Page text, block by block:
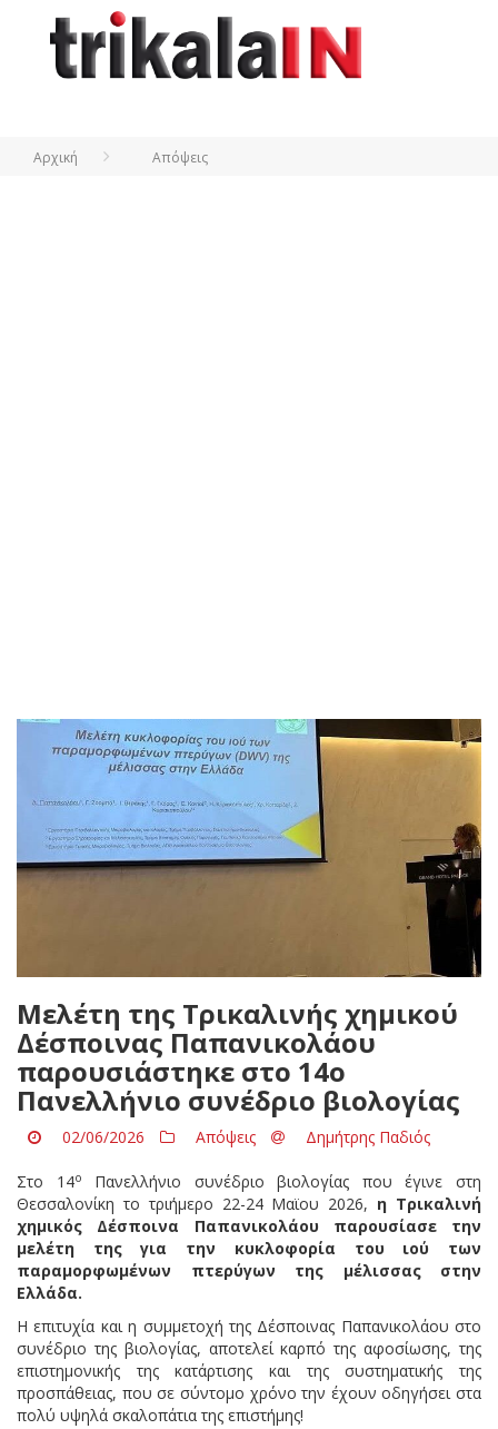
Αρχική Απόψεις
Μελέτη της Τρικαλινής χημικού
Δέσποινας Παπανικολάου
παρουσιάστηκε στο 14ο
Πανελλήνιο συνέδριο βιολογίας
02/06/2026 Απόψεις Δημήτρης Παδιός
Στο 14ο
Πανελλήνιο συνέδριο βιολογίας που έγινε στη
Θεσσαλονίκη το τριήμερο 22-24 Μαϊου 2026, η Τρικαλινή
χημικός Δέσποινα Παπανικολάου παρουσίασε την
μελέτη της για την κυκλοφορία του ιού των
παραμορφωμένων πτερύγων της μέλισσας στην
Ελλάδα.
Η επιτυχία και η συμμετοχή της Δέσποινας Παπανικολάου στο
συνέδριο της βιολογίας, αποτελεί καρπό της αφοσίωσης, της
επιστημονικής της κατάρτισης και της συστηματικής της
προσπάθειας, που σε σύντομο χρόνο την έχουν οδηγήσει στα
πολύ υψηλά σκαλοπάτια της επιστήμης!